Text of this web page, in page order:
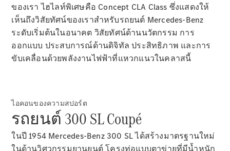
รถยนต์ไฟฟ้ารุ่นต่างๆ
รถยนต์ปลั๊กอินไฮบริดรุ่นต่างๆ
ซาลูน
ของเรา ไฮไลท์พิเศษคือ Concept CLA Class ซึ่งแสดงให้
เห็นถึงวิสัยทัศน์ของเราสำหรับรถยนต์ Mercedes-Benz
ระดับเริ่มต้นในอนาคต วิสัยทัศน์ด้านนวัตกรรม การ
ออกแบบ ประสบการณ์ด้านดิจิทัล ประสิทธิภาพ และการ
ขับเคลื่อนด้วยพลังงานไฟฟ้าที่แหวกแนวในคลาสนี้
ไอคอนของความสปอร์ต
รถยนต์ 300 SL Coupé
ในปี 1954 Mercedes-Benz 300 SL ได้สร้างมาตรฐานใหม่
ในด้านวิศวกรรมยานยนต์ โครงท่อแบบตาข่ายที่มีน้ำหนัก